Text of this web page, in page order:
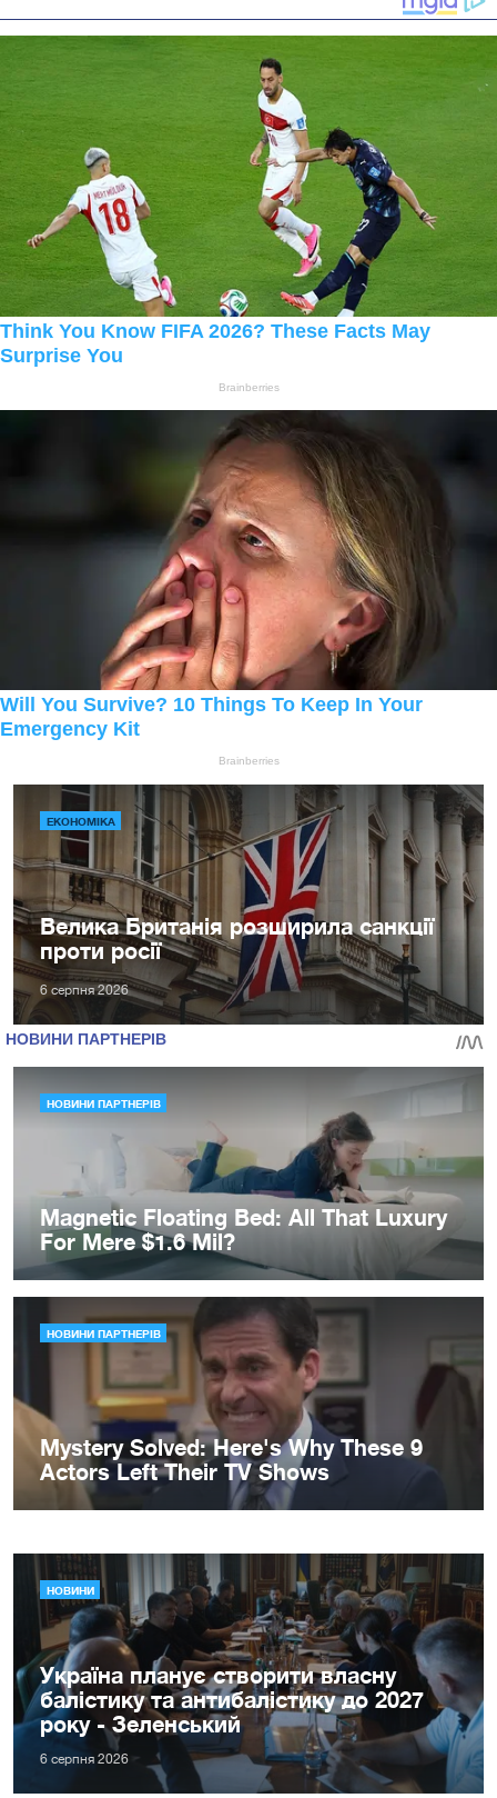
ЕКОНОМІКА
Велика Британія розширила санкції
проти росії
6 серпня 2026
НОВИНИ
Україна планує створити власну
балістику та антибалістику до 2027
року - Зеленський
6 серпня 2026